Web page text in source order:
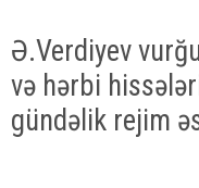
Ə.Verdiyev
və hərbi
gündəlik rejim